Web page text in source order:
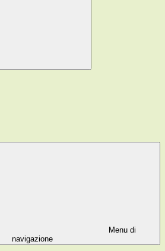
Menu di
navigazione